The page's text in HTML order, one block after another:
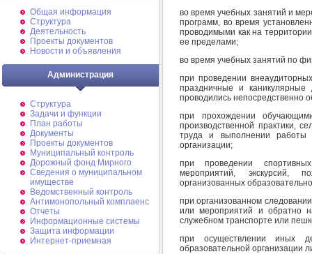
Общая информация
Структура
Деятельность
Проекты документов
Новости и объявления
Администрация
Структура
Задачи и функции
План работы
Документы
Проекты документов
Муниципальный контроль
Дорожный фонд Мирного
Cведения о муниципальном
имуществе
Ведомственный контроль
Антимонопольный комплаенс
Отчеты
Информационные системы
Защита информации
Интернет-приемная
во время учебных занятий и
программ, во время
проводимыми как на
ее пределами;
во время учебных занятий по
при проведении
праздничные и
проводились непосредственно
при прохождении
производственной практики,
труда и выполнении работы
организации;
при проведении
мероприятий, экскурсий,
организованных
при организованном
или мероприятий и обратно
служебном транспорте или
при осуществлении иных
образовательной организации